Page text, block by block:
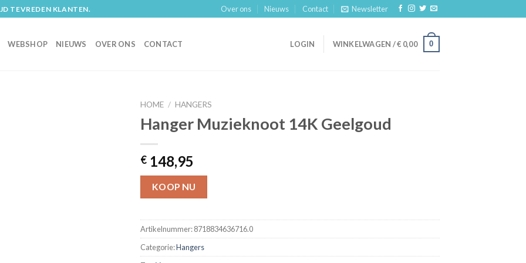
TEVREDEN KLANTEN. Over ons Nieuws Contact Newsletter
WEBSHOP NIEUWS OVER ONS CONTACT LOGIN WINKELWAGEN /€ 0,00 0
HOME / HANGERS
Hanger Muzieknoot 14K Geelgoud
€ 148,95
KOOP NU
Artikelnummer:8718834636716.0
Categorie:Hangers